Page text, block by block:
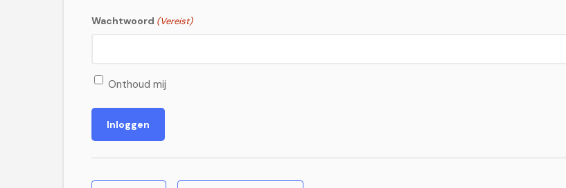
Wachtwoord (Vereist)
Onthoud mij